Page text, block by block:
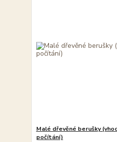
Malé dřevěné berušky
počítání)